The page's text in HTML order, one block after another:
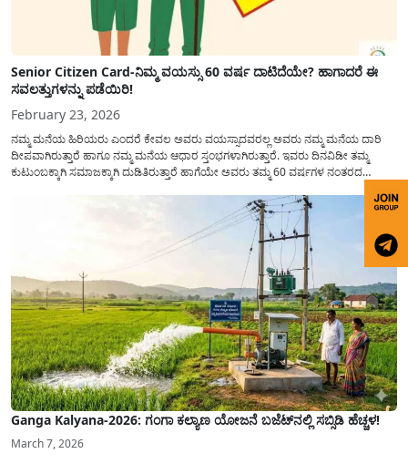
Senior Citizen Card-ನಿಮ್ಮ ವಯಸ್ಸು 60 ವರ್ಷ ದಾಟಿದೆಯೇ? ಹಾಗಾದರೆ ಈ
ಸವಲತ್ತುಗಳನ್ನು ಪಡೆಯಿರಿ!
February 23, 2026
ನಮ್ಮ ಮನೆಯ ಹಿರಿಯರು ಎಂದರೆ ಕೇವಲ ಅವರು ವಯಸ್ಸಾದವರಲ್ಲ ಅವರು ನಮ್ಮ ಮನೆಯ ದಾರಿ
ದೀಪವಾಗಿರುತ್ತಾರೆ ಹಾಗೂ ನಮ್ಮ ಮನೆಯ ಆಧಾರ ಸ್ತಂಭಗಳಾಗಿರುತ್ತಾರೆ. ಇವರು ದಿನವಿಡೀ ತಮ್ಮ
ಕುಟುಂಬಕ್ಕಾಗಿ ಸಮಾಜಕ್ಕಾಗಿ ದುಡಿತಿರುತ್ತಾರೆ ಹಾಗೆಯೇ ಅವರು ತಮ್ಮ 60 ವರ್ಷಗಳ ನಂತರದ
Ganga Kalyana-2026: ಗಂಗಾ ಕಲ್ಯಾಣ ಯೋಜನೆ ಬಜೆಟ್‌ನಲ್ಲಿ ಸಬ್ಸಿಡಿ ಹೆಚ್ಚಳ!
March 7, 2026